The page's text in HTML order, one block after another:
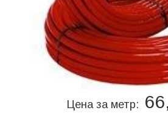
Цена за метр: